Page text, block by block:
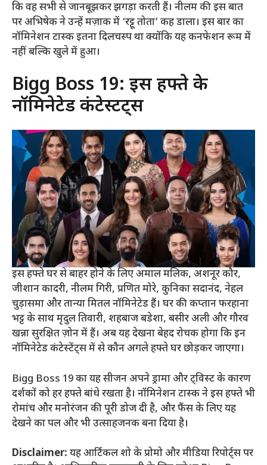
कि वह सभी से जानबूझकर झगड़ा करती हैं। नीलम की इस बात
पर अभिषेक ने उन्हें मज़ाक में ‘रट्टू तोता’ कह डाला। इस बार का
नॉमिनेशन टास्क इतना दिलचस्प था क्योंकि यह कनफेशन रूम में
नहीं बल्कि खुले में हुआ।
Bigg Boss 19: इस हफ्ते के
नॉमिनेटेड कंटेस्टेंट्स
इस हफ्ते घर से बाहर होने के लिए अमाल मलिक, अशनूर कौर,
जीशान कादरी, नीलम गिरी, प्रणित मोरे, कुनिका सदानंद, नेहल
चुड़ासमा और तान्या मितल नॉमिनेटेड हैं। घर की कप्तान फरहाना
भट्ट के साथ मृदुल तिवारी, शहबाज बडेशा, बसीर अली और गौरव
खन्ना सुरक्षित ज़ोन में हैं। अब यह देखना बेहद रोचक होगा कि इन
नॉमिनेटेड कंटेस्टेंट्स में से कौन अगले हफ्ते घर छोड़कर जाएगा।
Bigg Boss 19 का यह सीजन अपने ड्रामा और ट्विस्ट के कारण
दर्शकों को हर हफ्ते बांधे रखता है। नॉमिनेशन टास्क ने इस हफ्ते भी
रोमांच और मनोरंजन की पूरी डोज दी है, और फैंस के लिए यह
देखने का पल और भी उत्साहजनक बना दिया है।
Disclaimer: यह आर्टिकल शो के प्रोमो और मीडिया रिपोर्ट्स पर